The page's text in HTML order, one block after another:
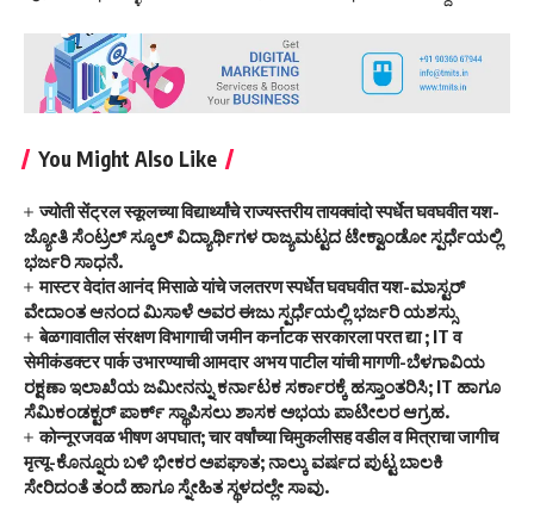
You Might Also Like
ज्योती सेंट्रल स्कूलच्या विद्यार्थ्यांचे राज्यस्तरीय तायक्वांदो स्पर्धेत घवघवीत यश-
ಜ್ಯೋತಿ ಸೆಂಟ್ರಲ್ ಸ್ಕೂಲ್ ವಿದ್ಯಾರ್ಥಿಗಳ ರಾಜ್ಯಮಟ್ಟದ ಟೇಕ್ವಾಂಡೋ ಸ್ಪರ್ಧೆಯಲ್ಲಿ
ಭರ್ಜರಿ ಸಾಧನೆ.
मास्टर वेदांत आनंद मिसाळे यांचे जलतरण स्पर्धेत घवघवीत यश-ಮಾಸ್ಟರ್
ವೇದಾಂತ ಆನಂದ ಮಿಸಾಳೆ ಅವರ ಈಜು ಸ್ಪರ್ಧೆಯಲ್ಲಿ ಭರ್ಜರಿ ಯಶಸ್ಸು
बेळगावातील संरक्षण विभागाची जमीन कर्नाटक सरकारला परत द्या ; IT व
सेमीकंडक्टर पार्क उभारण्याची आमदार अभय पाटील यांची मागणी-ಬೆಳಗಾವಿಯ
ರಕ್ಷಣಾ ಇಲಾಖೆಯ ಜಮೀನನ್ನು ಕರ್ನಾಟಕ ಸರ್ಕಾರಕ್ಕೆ ಹಸ್ತಾಂತರಿಸಿ; IT ಹಾಗೂ
ಸೆಮಿಕಂಡಕ್ಟರ್ ಪಾರ್ಕ್ ಸ್ಥಾಪಿಸಲು ಶಾಸಕ ಅಭಯ ಪಾಟೀಲರ ಆಗ್ರಹ.
कोन्नूरजवळ भीषण अपघात; चार वर्षांच्या चिमुकलीसह वडील व मित्राचा जागीच
मृत्यू-ಕೊನ್ನೂರು ಬಳಿ ಭೀಕರ ಅಪಘಾತ; ನಾಲ್ಕು ವರ್ಷದ ಪುಟ್ಟ ಬಾಲಕಿ
ಸೇರಿದಂತೆ ತಂದೆ ಹಾಗೂ ಸ್ನೇಹಿತ ಸ್ಥಳದಲ್ಲೇ ಸಾವು.